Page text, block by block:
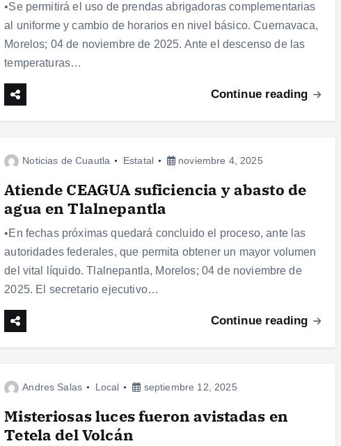
•Se permitirá el uso de prendas abrigadoras complementarias
al uniforme y cambio de horarios en nivel básico. Cuernavaca,
Morelos; 04 de noviembre de 2025. Ante el descenso de las
temperaturas…
Continue reading
Noticias de Cuautla Estatal noviembre 4, 2025
Atiende CEAGUA suficiencia y abasto de
agua en Tlalnepantla
•En fechas próximas quedará concluido el proceso, ante las
autoridades federales, que permita obtener un mayor volumen
del vital líquido. Tlalnepantla, Morelos; 04 de noviembre de
2025. El secretario ejecutivo…
Continue reading
Andres Salas Local septiembre 12, 2025
Misteriosas luces fueron avistadas en
Tetela del Volcán